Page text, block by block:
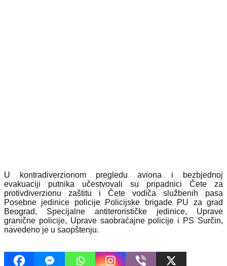
U kontradiverzionom pregledu aviona i bezbjednoj
evakuaciji putnika učestvovali su pripadnici Čete za
protivdiverzionu zaštitu i Čete vodiča službenih pasa
Posebne jedinice policije Policijske brigade PU za grad
Beograd, Specijalne antiterorističke jedinice, Uprave
granične policije, Uprave saobraćajne policije i PS Surčin,
navedeno je u saopštenju.